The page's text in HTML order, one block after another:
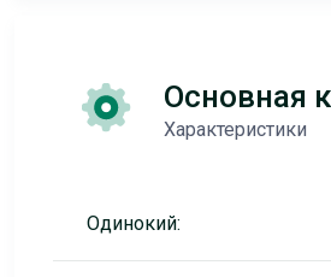
Основная
Характеристики
Одинокий: